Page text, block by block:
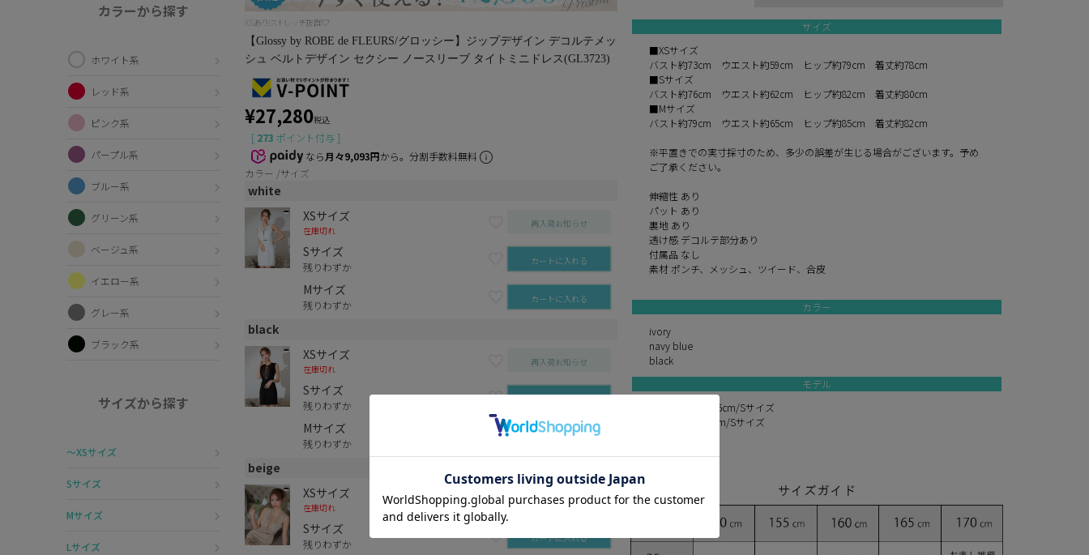
カラーから探す
ホワイト系
レッド系
ピンク系
パープル系
ブルー系
グリーン系
ベージュ系
イエロー系
グレー系
ブラック系
サイズから探す
〜XSサイズ
Sサイズ
Mサイズ
Lサイズ
XSあり!ストレッチ抜群♡
【Glossy by ROBE de FLEURS/グロッシー】ジップデザイン デコルテメッ
シュ ベルトデザイン セクシー ノースリーブ タイトミニドレス(GL3723)
¥27,280税込
[ 273 ポイント付与 ]
なら月々9,093円から。分割手数料無料
カラー
サイズ
white
XSサイズ
在庫切れ
再入荷お知らせ
Sサイズ
残りわずか カートに入れる
Mサイズ
残りわずか カートに入れる
black
XSサイズ
在庫切れ
再入荷お知らせ
Sサイズ
残りわずか カートに入れる
Mサイズ
残りわずか カートに入れる
beige
XSサイズ
在庫切れ
再入荷お知らせ
Sサイズ
残りわずか カートに入れる
サイズ
■XSサイズ
バスト約73cm ウエスト約59cm ヒップ約79cm 着丈約78cm
■Sサイズ
バスト約76cm ウエスト約62cm ヒップ約82cm 着丈約80cm
■Mサイズ
バスト約79cm ウエスト約65cm ヒップ約85cm 着丈約82cm
※平置きでの実寸採寸のため、多少の誤差が生じる場合がございます。予め
ご了承ください。
伸縮性 あり
パット あり
裏地 あり
透け感 デコルテ部分あり
付属品 なし
素材 ポンチ、メッシュ、ツイード、合皮
カラー
ivory
navy blue
black
モデル
ももか 身長156cm/Sサイズ
ゆめ 身長160cm/Sサイズ